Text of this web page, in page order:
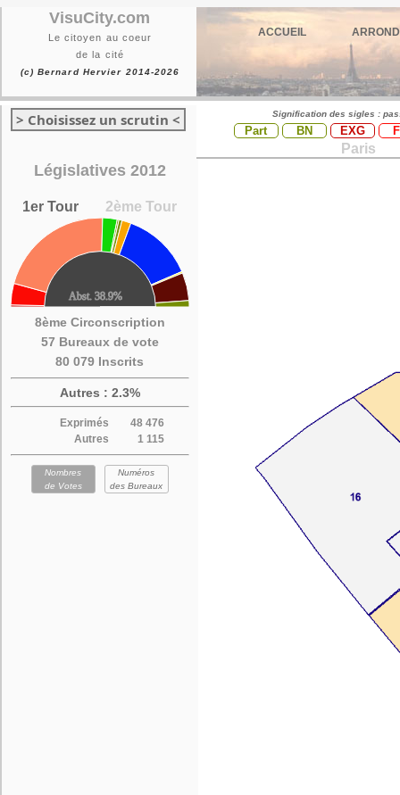
VisuCity.com
Le citoyen au coeur
de la cité
(c) Bernard Hervier 2014-2026
ACCUEIL
> Choisissez un scrutin <
Législatives 2012
1er Tour 2ème Tour
8ème Circonscription
57 Bureaux de vote
80 079 Inscrits
Autres : 2.3%
Exprimés
48 476
Autres
1 115
Nombres
de Votes
Numéros
des Bureaux
Signification des sigles :
Part BN EXG
Paris